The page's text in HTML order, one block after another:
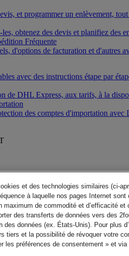
et programmer un enlèvement,
obtenez des devis et planifiez
Fréquente
d'options de facturation et d'autres
avec des instructions étape par
de DHL Express, aux tarifs, à la
des comptes d'importation avec
A propos de DHL
Presse
Carrières
Mention Légale
et des technologies similaires (ci-
à laquelle nos pages Internet
maximum de commodité et d’efficacité
des transferts de données vers des
des données (ex. États-Unis). Pour plus
tiers et la possibilité de révoquer votre
les préférences de consentement » et